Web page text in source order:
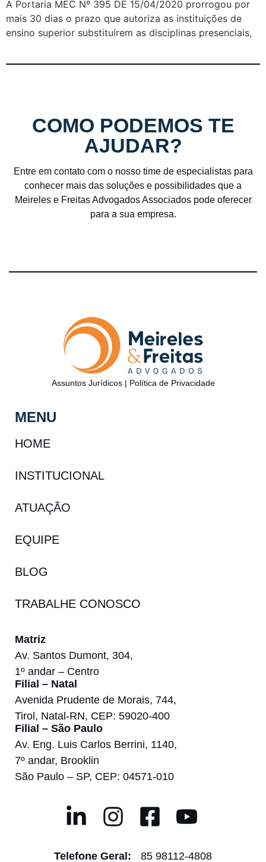
A Portaria MEC Nº 395 DE 15/04/2020 prorrogou por
mais 30 dias o prazo que autoriza as instituições de
ensino superior substituírem as disciplinas presenciais,
COMO PODEMOS TE
AJUDAR?
Entre em contato com o nosso time de especialistas para
conhecer mais das soluções e possibilidades que a
Meireles e Freitas Advogados Associados pode oferecer
para a sua empresa.
Assuntos Jurídicos | Política de Privacidade
MENU
HOME
INSTITUCIONAL
ATUAÇÃO
EQUIPE
BLOG
TRABALHE CONOSCO
Matriz
Av. Santos Dumont, 304,
1º andar – Centro
Filial – Natal
Avenida Prudente de Morais, 744,
Tirol, Natal-RN, CEP: 59020-400
Filial – São Paulo
Av. Eng. Luis Carlos Berrini, 1140,
7º andar, Brooklin
São Paulo – SP, CEP: 04571-010
Telefone Geral: 85 98112-4808